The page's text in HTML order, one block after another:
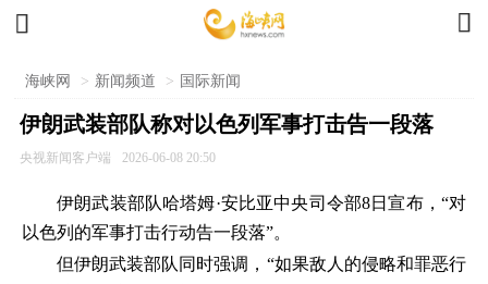
 
海峡网 > 新闻频道 > 国际新闻
伊朗武装部队称对以色列军事打击告一段落
央视新闻客户端 2026-06-08 20:50
伊朗武装部队哈塔姆·安比亚中央司令部8日宣布，“对
以色列的军事打击行动告一段落”。
但伊朗武装部队同时强调，“如果敌人的侵略和罪恶行